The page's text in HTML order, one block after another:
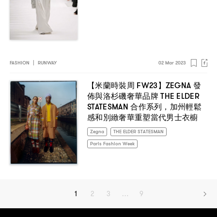
FASHION RUNWAY 02 Mar 2023
【米蘭時裝周 FW23 】 ZEGNA 發
佈與洛杉磯奢華品牌THE ELDER
STATESMAN合作系列 ， 加州輕鬆
感和別緻奢華重塑當代男士衣櫥
Zegna
THE ELDER STATESMAN
Paris Fashion Week
1 2 3 … 9